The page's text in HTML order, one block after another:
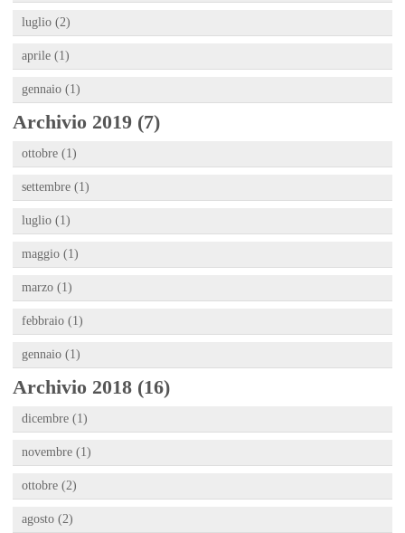
luglio (2)
aprile (1)
gennaio (1)
Archivio 2019 (7)
ottobre (1)
settembre (1)
luglio (1)
maggio (1)
marzo (1)
febbraio (1)
gennaio (1)
Archivio 2018 (16)
dicembre (1)
novembre (1)
ottobre (2)
agosto (2)